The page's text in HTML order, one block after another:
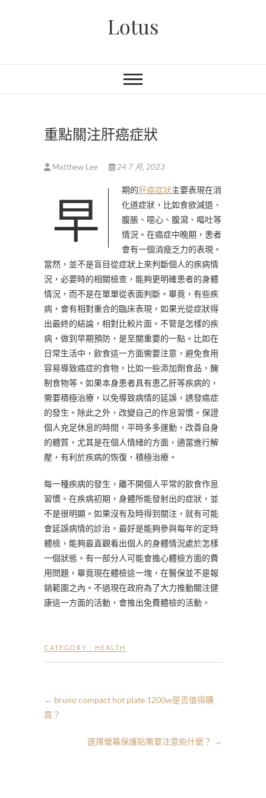
Lotus
重點關注肝癌症狀
Matthew Lee 24 7 月, 2023
早期的肝癌症狀主要表現在消
化道症狀，比如食欲減退、
腹脹、噁心、腹瀉、嘔吐等
情況。在癌症中晚期，患者
會有一個消瘦乏力的表現。
當然，並不是盲目從症狀上來判斷個人的疾病情
況，必要時的相關檢查，能夠更明確患者的身體
情況，而不是在單單從表面判斷。畢竟，有些疾
病，會有相對重合的臨床表現，如果光從症狀得
出最終的結論，相對比較片面。不管是怎樣的疾
病，做到早期預防，是至關重要的一點。比如在
日常生活中，飲食這一方面需要注意，避免食用
容易導致癌症的食物，比如一些添加劑食品，醃
制食物等。如果本身患者具有患乙肝等疾病的，
需要積極治療，以免導致病情的延誤，誘發癌症
的發生。除此之外，改變自己的作息習慣。保證
個人充足休息的時間，平時多多運動，改善自身
的體質，尤其是在個人情緒的方面，適當進行解
壓，有利於疾病的恢復，積極治療。
每一種疾病的發生，離不開個人平常的飲食作息
習慣。在疾病初期，身體所能發射出的症狀，並
不是很明顯。如果沒有及時得到關注，就有可能
會延誤病情的診治。最好是能夠參與每年的定時
體檢，能夠最直觀看出個人的身體情況處於怎樣
一個狀態。有一部分人可能會擔心體檢方面的費
用問題，畢竟現在體檢這一塊，在醫保並不是報
銷範圍之內。不過現在政府為了大力推動關注健
康這一方面的活動，會推出免費體檢的活動。
CATEGORY : HEALTH
← bruno compact hot plate 1200w是否值得購
買？
選擇螢幕保護貼需要注意些什麼？ →